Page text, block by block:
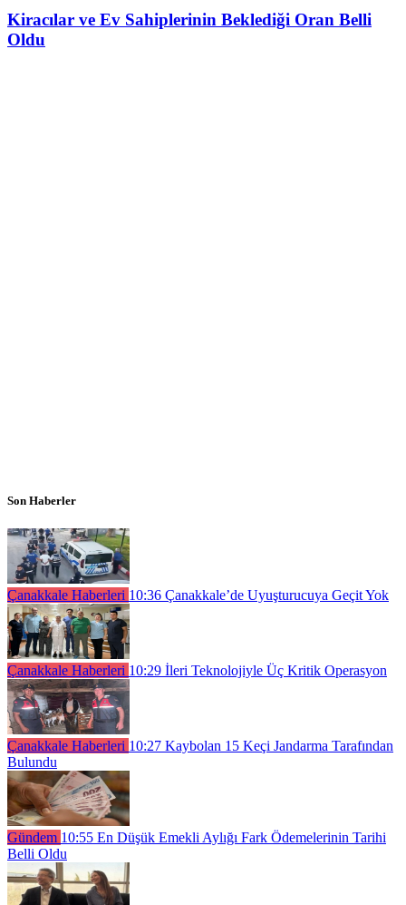
Kiracılar ve Ev Sahiplerinin Beklediği Oran Belli
Oldu
Son Haberler
Çanakkale Haberleri 10:36 Çanakkale’de Uyuşturucuya Geçit Yok
Çanakkale Haberleri 10:29 İleri Teknolojiyle Üç Kritik Operasyon
Çanakkale Haberleri 10:27 Kaybolan 15 Keçi Jandarma Tarafından
Bulundu
Gündem 10:55 En Düşük Emekli Aylığı Fark Ödemelerinin Tarihi
Belli Oldu